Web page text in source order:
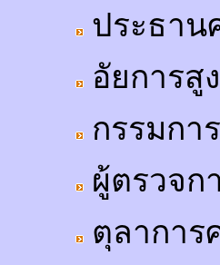
ประธาน
อัยการสู
กรรมกา
ผู้ตรวจก
ตุลาการ